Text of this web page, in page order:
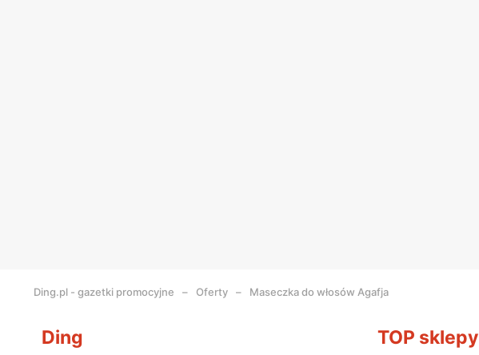
Ding.pl - gazetki promocyjne Oferty Maseczka do włosów Agafja
Ding TOP sklepy